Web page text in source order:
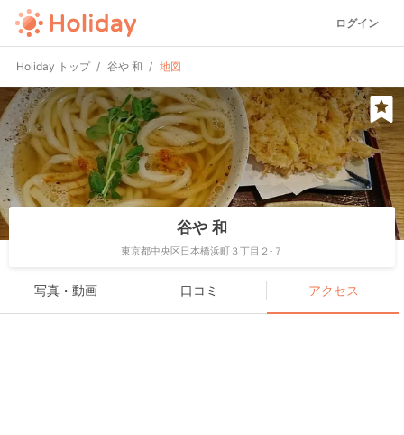
ログイン
Holiday トップ 谷や 和 地図
谷や 和
東京都中央区日本橋浜町３丁目２-７
写真・動画 口コミ アクセス